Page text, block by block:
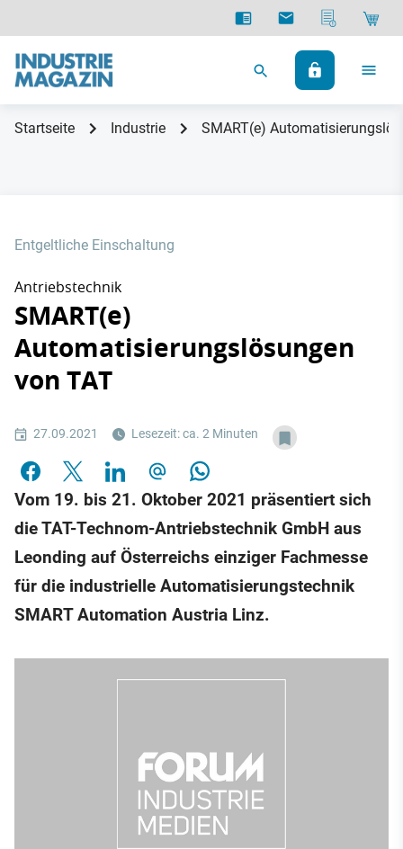
Startseite Industrie SMART(e)
Entgeltliche Einschaltung
Antriebstechnik
SMART(e)
Automatisierungslösungen
von TAT
27.09.2021 Lesezeit: ca. 2 Minuten
Vom 19. bis 21. Oktober 2021 präsentiert sich
die TAT-Technom-Antriebstechnik GmbH aus
Leonding auf Österreichs einziger Fachmesse
für die industrielle Automatisierungstechnik
SMART Automation Austria Linz.